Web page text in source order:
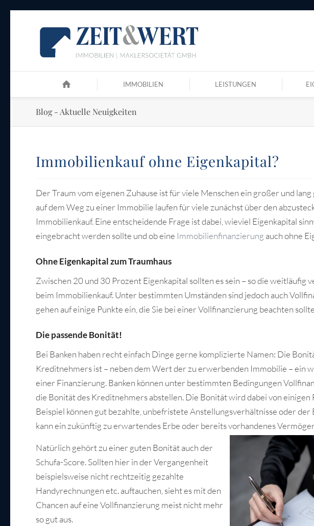
IMMOBILIEN LEISTUNGEN
Blog - Aktuelle Neuigkeiten
Immobilienkauf ohne Eigenkapital?
Der Traum vom eigenen Zuhause ist für viele Menschen ein großer und
auf dem Weg zu einer Immobilie laufen für viele zunächst über den
Immobilienkauf. Eine entscheidende Frage ist dabei, wieviel Eigenkapital
eingebracht werden sollte und ob eine Immobilienfinanzierung auch ohne
Ohne Eigenkapital zum Traumhaus
Zwischen 20 und 30 Prozent Eigenkapital sollten es sein – so die weitläufig
beim Immobilienkauf. Unter bestimmten Umständen sind jedoch auch
gehen auf einige Punkte ein, die Sie bei einer Vollfinanzierung beachten
Die passende Bonität!
Bei Banken haben recht einfach Dinge gerne komplizierte Namen: Die
Kreditnehmers ist – neben dem Wert der zu erwerbenden Immobilie – ein
einer Finanzierung. Banken können unter bestimmten Bedingungen
die Bonität des Kreditnehmers abstellen. Die Bonität wird dabei von
Beispiel können gut bezahlte, unbefristete Anstellungsverhältnisse oder
kann ein zukünftig zu erwartendes Erbe oder bereits vorhandenes
Natürlich gehört zu einer guten Bonität auch der
Schufa-Score. Sollten hier in der Vergangenheit
beispielsweise nicht rechtzeitig gezahlte
Handyrechnungen etc. auftauchen, sieht es mit den
Chancen auf eine Vollfinanzierung meist nicht mehr
so gut aus.